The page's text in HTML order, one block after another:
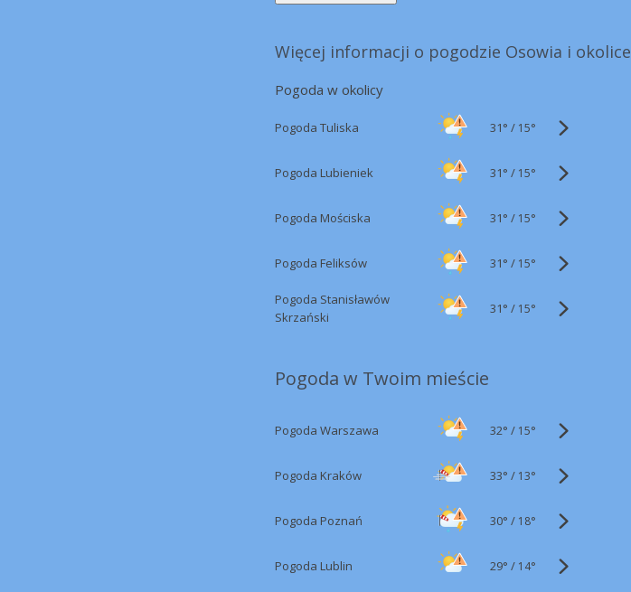
Więcej informacji o pogodzie Osowia i okolice
Pogoda w okolicy
Pogoda Tuliska 31° / 15°
Pogoda Lubieniek 31° / 15°
Pogoda Mościska 31° / 15°
Pogoda Feliksów 31° / 15°
Pogoda Stanisławów
Skrzański
31° / 15°
Pogoda w Twoim mieście
Pogoda Warszawa 32° / 15°
Pogoda Kraków 33° / 13°
Pogoda Poznań 30° / 18°
Pogoda Lublin 29° / 14°